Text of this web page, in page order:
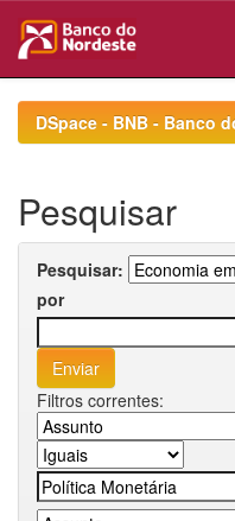
navigationDSpace - BNB - Banco
Pesquisar
Pesquisar:
por
Filtros correntes: